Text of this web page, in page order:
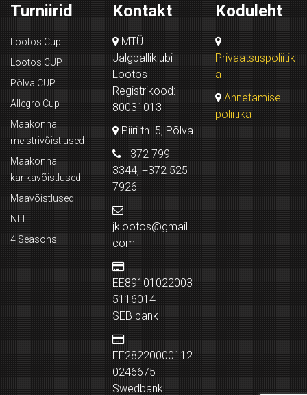
Turniirid
Lootos Cup
Lootos CUP
Põlva CUP
Allegro Cup
Maakonna
meistrivõistlused
Maakonna
karikavõistlused
Maavõistlused
NLT
4 Seasons
Kontakt
MTÜ
Jalgpalliklubi
Lootos
Registrikood:
80031013
Piiri tn. 5, Põlva
+372 799
3344, +372 525
7926
jklootos@gmail.
com
EE89101022003
5116014
SEB pank
EE28220000112
0246675
Swedbank
Koduleht
Privaatsuspoliitik
a
Annetamise
poliitika